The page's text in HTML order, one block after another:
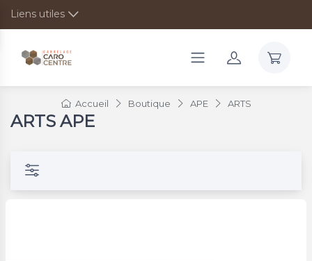
Liens utiles
Accueil Boutique APE ARTS
ARTS APE